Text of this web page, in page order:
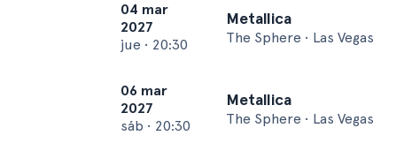
04 mar
2027
jue • 20:30
Metallica
The Sphere • Las Vegas
06 mar
2027
sáb • 20:30
Metallica
The Sphere • Las Vegas